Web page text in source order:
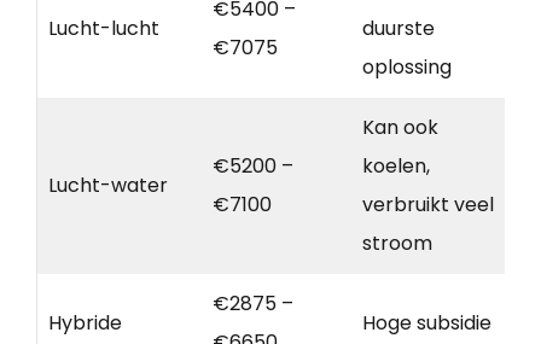
Lucht-lucht
€5400 –
€7075
duurste
oplossing
Lucht-water
€5200 –
€7100
Kan ook
koelen,
verbruikt veel
stroom
Hybride
€2875 –
Hoge subsidie